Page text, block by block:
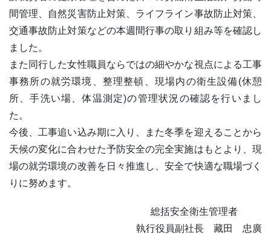
間管理、自然災害防止対策、ライフライン事故防止対策、
交通事故防止対策などの本週間行事の取り組み等を確認し
ました。
また同行した女性職員ならではの細やかな視点による工事
事務所の就労環境、整理整頓、現場内の衛生設備(休憩
所、手洗い場、体温測定)の管理状況の確認を行いまし
た。
今後、工事追い込み期に入り、また冬季を迎えることから
天候の変化に合わせた予防安全の完全実施はもとより、現
場の就労環境の改善を日々推進し、安全で快適な職場づく
りに努めます。
総括安全衛生管理者
執行役員副社長 藏田 忠廣